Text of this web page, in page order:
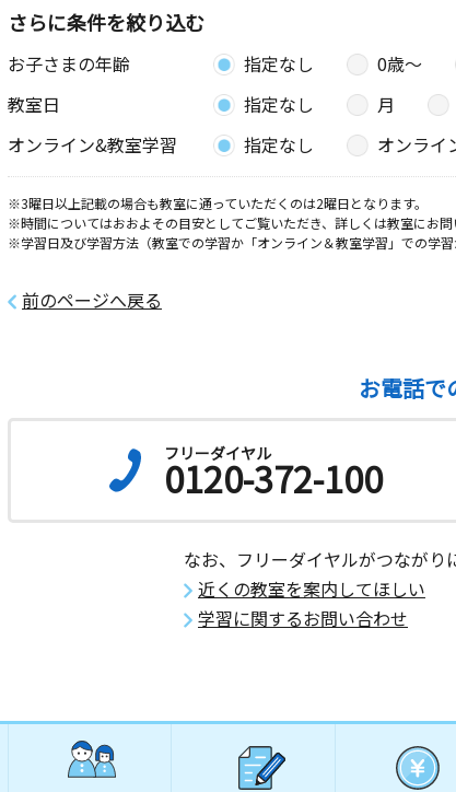
さらに条件を絞り込む
お子さまの年齢 指定なし 0歳〜
教室日
指定なし 月
オンライン&教室学習
指定なし オンライ
※3曜日以上記載の場合も教室に通っていただくのは2曜日となります。
※時間についてはおおよその目安としてご覧いただき、詳しくは教室にお
※学習日及び学習方法（教室での学習か「オンライン＆教室学習」での学
前のページへ戻る
お電話で
フリーダイヤル
0120-372-100
なお、フリーダイヤルがつながり
近くの教室を案内してほしい
学習に関するお問い合わせ